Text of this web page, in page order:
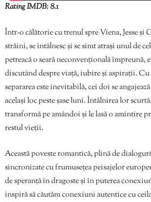
Rating IMDB: 8.1
Într-o călătorie cu trenul spre Viena, Jesse și
străini, se întâlnesc și se simt atrași unul de
petreacă o seară neconvențională împreună,
discutând despre viață, iubire și aspirații. Cu
separarea este inevitabilă, cei doi se
același loc peste șase luni. Întâlnirea lor
transformă pe amândoi și le lasă o amintire
restul vieții.
Această poveste romantică, plină de
sincronizate cu frumusețea peisajelor
de speranță în dragoste și în puterea
inspiră să căutăm conexiuni autentice cu